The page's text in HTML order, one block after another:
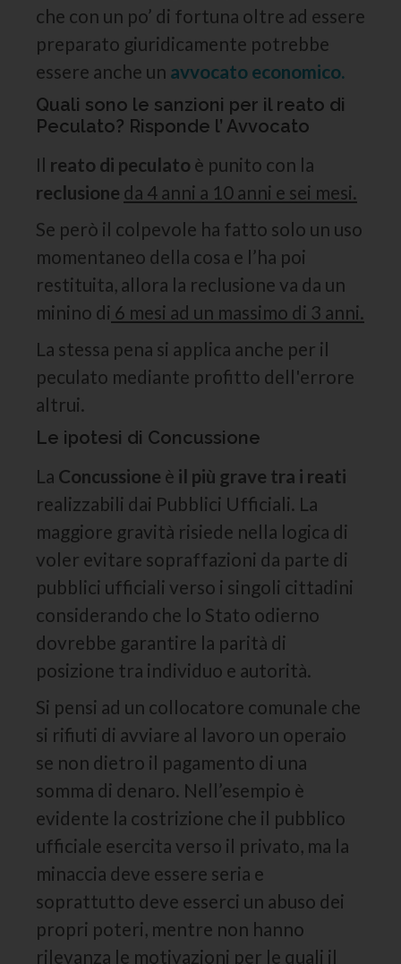
che con un po’ di fortuna oltre ad essere
preparato giuridicamente potrebbe
essere anche un avvocato economico.
Quali sono le sanzioni per il reato di
Peculato? Risponde l’ Avvocato
Il reato di peculato è punito con la
reclusione da 4 anni a 10 anni e sei mesi.
Se però il colpevole ha fatto solo un uso
momentaneo della cosa e l’ha poi
restituita, allora la reclusione va da un
minino di 6 mesi ad un massimo di 3 anni.
La stessa pena si applica anche per il
peculato mediante profitto dell'errore
altrui.
Le ipotesi di Concussione
La Concussione è il più grave tra i reati
realizzabili dai Pubblici Ufficiali. La
maggiore gravità risiede nella logica di
voler evitare sopraffazioni da parte di
pubblici ufficiali verso i singoli cittadini
considerando che lo Stato odierno
dovrebbe garantire la parità di
posizione tra individuo e autorità.
Si pensi ad un collocatore comunale che
si rifiuti di avviare al lavoro un operaio
se non dietro il pagamento di una
somma di denaro. Nell’esempio è
evidente la costrizione che il pubblico
ufficiale esercita verso il privato, ma la
minaccia deve essere seria e
soprattutto deve esserci un abuso dei
propri poteri, mentre non hanno
rilevanza le motivazioni per le quali il